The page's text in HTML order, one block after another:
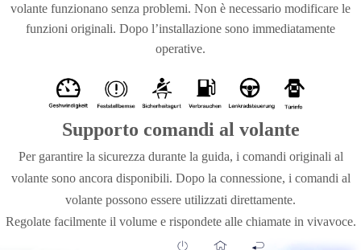
volante funzionano senza problemi. Non è necessario modificare le
funzioni originali. Dopo l’installazione sono immediatamente
operative.
Supporto comandi al volante
Per garantire la sicurezza durante la guida, i comandi originali al
volante sono ancora disponibili. Dopo la connessione, i comandi al
volante possono essere utilizzati direttamente.
Regolate facilmente il volume e rispondete alle chiamate in vivavoce.